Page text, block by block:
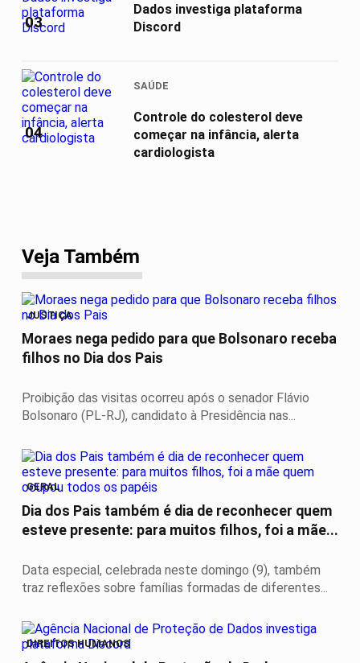
03
Dados investiga plataforma
Discord
04
SAÚDE
Controle do colesterol deve
começar na infância, alerta
cardiologista
Veja Também
JUSTIÇA
Moraes nega pedido para que Bolsonaro receba
filhos no Dia dos Pais
Proibição das visitas ocorreu após o senador Flávio
Bolsonaro (PL-RJ), candidato à Presidência nas...
GERAL
Dia dos Pais também é dia de reconhecer quem
esteve presente: para muitos filhos, foi a mãe...
Data especial, celebrada neste domingo (9), também
traz reflexões sobre famílias formadas de diferentes...
DIREITOS HUMANOS